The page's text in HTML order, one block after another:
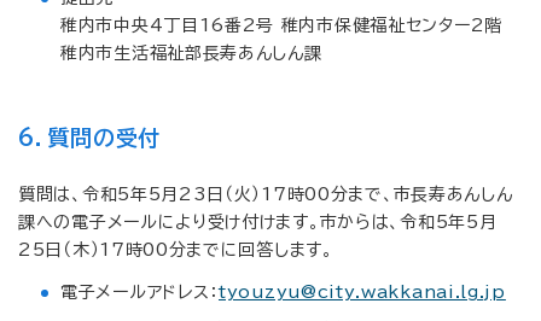
稚内市中央4丁目16番2号 稚内市保健福祉センター2階
稚内市生活福祉部長寿あんしん課
6．質問の受付
質問は、令和5年5月23日（火）17時00分まで、市長寿あんしん
課への電子メールにより受け付けます。市からは、令和5年5月
25日（木）17時00分までに回答します。
電子メールアドレス：tyouzyu@city.wakkanai.lg.jp